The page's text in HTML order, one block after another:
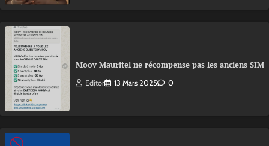
Moov Mauritel ne récompense pas les anciens SIM
Editor 13 Mars 2025 0